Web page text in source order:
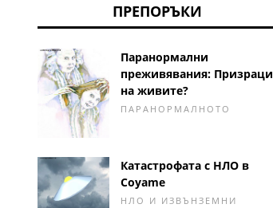
ПРЕПОРЪКИ
Паранормални
преживявания: Призраци
на живите?
ПАРАНОРМАЛНОТО
Катастрофата с НЛО в
Coyame
НЛО И ИЗВЪНЗЕМНИ